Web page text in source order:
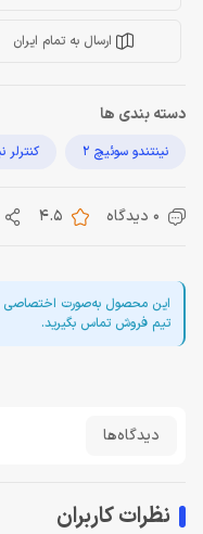
ارسال به تمام ایران
دسته بندی ها
نینتندو سوئیچ 2 کنترلر
0 دیدگاه 4.5
این محصول به‌صورت اختصاصی و
تیم فروش تماس بگیرید.
دیدگاه‌ها
نظرات کاربران